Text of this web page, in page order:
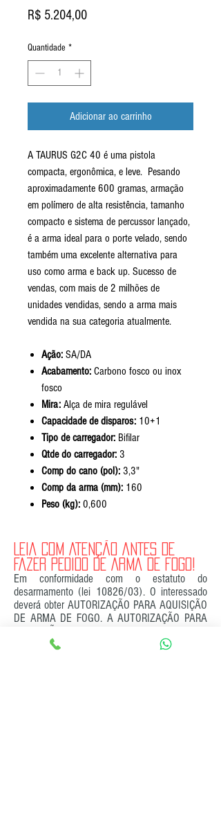
R$ 5.204,00Preço
Quantidade *
Adicionar ao carrinho
A TAURUS G2C 40 é uma pistola
compacta, ergonômica, e leve. Pesando
aproximadamente 600 gramas, armação
em polímero de alta resistência, tamanho
compacto e sistema de percussor lançado,
é a arma ideal para o porte velado, sendo
também uma excelente alternativa para
uso como arma e back up. Sucesso de
vendas, com mais de 2 milhões de
unidades vendidas, sendo a arma mais
vendida na sua categoria atualmente.
Ação: SA/DA
Acabamento: Carbono fosco ou inox
fosco
Mira: Alça de mira regulável
Capacidade de disparos: 10+1
Tipo de carregador: Bifilar
Qtde do carregador: 3
Comp do cano (pol): 3,3"
Comp da arma (mm): 160
Peso (kg): 0,600
LEIA COM ATENÇÃO ANTES DE
FAZER PEDIDO DE ARMA DE FOGO!
Em conformidade com o estatuto do
desarmamento (lei 10826/03). O interessado
deverá obter AUTORIZAÇÃO PARA AQUISIÇÃO
DE ARMA DE FOGO. A AUTORIZAÇÃO PARA
enviada para a loja juntamente com cópia do